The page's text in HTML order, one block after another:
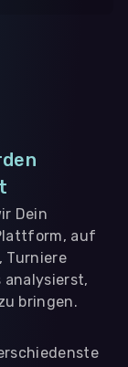
Dein
auf
Turniere
bringen.